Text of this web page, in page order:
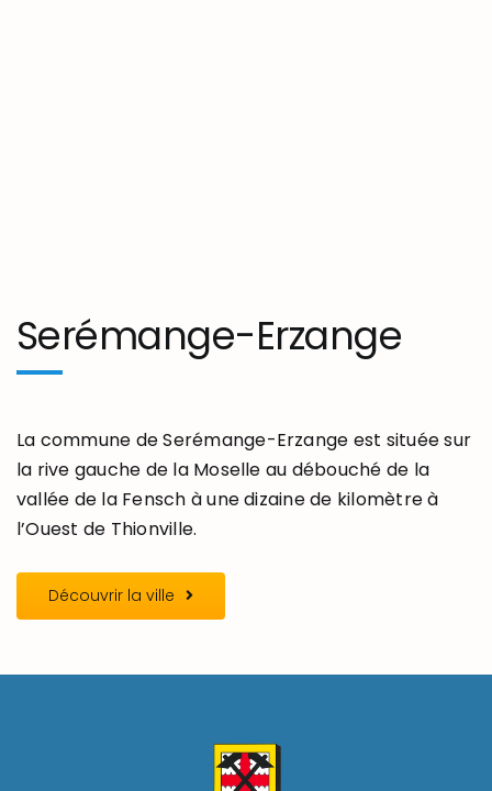
Serémange-Erzange
La commune de Serémange-Erzange est située sur
la rive gauche de la Moselle au débouché de la
vallée de la Fensch à une dizaine de kilomètre à
l’Ouest de Thionville.
Découvrir la ville